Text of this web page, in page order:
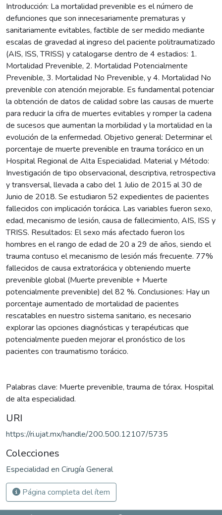
Introducción: La mortalidad prevenible es el número de
defunciones que son innecesariamente prematuras y
sanitariamente evitables, factible de ser medido mediante
escalas de gravedad al ingreso del paciente politraumatizado
(AIS, ISS, TRISS) y catalogarse dentro de 4 estadios: 1.
Mortalidad Prevenible, 2. Mortalidad Potencialmente
Prevenible, 3. Mortalidad No Prevenible, y 4. Mortalidad No
prevenible con atención mejorable. Es fundamental potenciar
la obtención de datos de calidad sobre las causas de muerte
para reducir la cifra de muertes evitables y romper la cadena
de sucesos que aumentan la morbilidad y la mortalidad en la
evolución de la enfermedad. Objetivo general: Determinar el
porcentaje de muerte prevenible en trauma torácico en un
Hospital Regional de Alta Especialidad. Material y Método:
Investigación de tipo observacional, descriptiva, retrospectiva
y transversal, llevada a cabo del 1 Julio de 2015 al 30 de
Junio de 2018. Se estudiaron 52 expedientes de pacientes
fallecidos con implicación torácica. Las variables fueron sexo,
edad, mecanismo de lesión, causa de fallecimiento, AIS, ISS y
TRISS. Resultados: El sexo más afectado fueron los
hombres en el rango de edad de 20 a 29 de años, siendo el
trauma contuso el mecanismo de lesión más frecuente. 77%
fallecidos de causa extratorácica y obteniendo muerte
prevenible global (Muerte prevenible + Muerte
potencialmente prevenible) del 82 %. Conclusiones: Hay un
porcentaje aumentado de mortalidad de pacientes
rescatables en nuestro sistema sanitario, es necesario
explorar las opciones diagnósticas y terapéuticas que
potencialmente pueden mejorar el pronóstico de los
pacientes con traumatismo torácico.
Palabras clave: Muerte prevenible, trauma de tórax. Hospital
de alta especialidad.
URI
https://ri.ujat.mx/handle/200.500.12107/5735
Colecciones
Especialidad en Cirugía General
Página completa del ítem